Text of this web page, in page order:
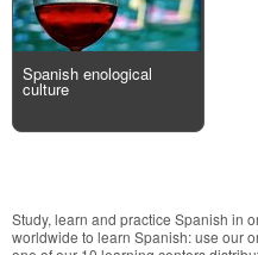
Spanish enological
culture
Study, learn and practice Spanish in
worldwide to learn Spanish: use our